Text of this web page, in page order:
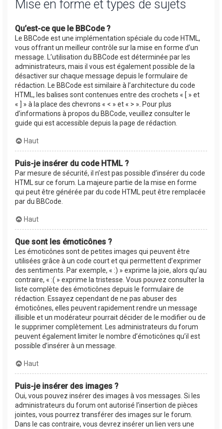
Mise en forme et types de sujets
Qu’est-ce que le BBCode ?
Le BBCode est une implémentation spéciale du code HTML,
vous offrant un meilleur contrôle sur la mise en forme d’un
message. L’utilisation du BBCode est déterminée par les
administrateurs, mais il vous est également possible de la
désactiver sur chaque message depuis le formulaire de
rédaction. Le BBCode est similaire à l’architecture du code
HTML, les balises sont contenues entre des crochets « [ » et
« ] » à la place des chevrons « < » et « > ». Pour plus
d’informations à propos du BBCode, veuillez consulter le
guide qui est accessible depuis la page de rédaction.
Haut
Puis-je insérer du code HTML ?
Par mesure de sécurité, il n’est pas possible d’insérer du code
HTML sur ce forum. La majeure partie de la mise en forme
qui peut être générée par du code HTML peut être remplacée
par du BBCode.
Haut
Que sont les émoticônes ?
Les émoticônes sont de petites images qui peuvent être
utilisées grâce à un code court et qui permettent d’exprimer
des sentiments. Par exemple, « :) » exprime la joie, alors qu’au
contraire, « :( » exprime la tristesse. Vous pouvez consulter la
liste complète des émoticônes depuis le formulaire de
rédaction. Essayez cependant de ne pas abuser des
émoticônes, elles peuvent rapidement rendre un message
illisible et un modérateur pourrait décider de le modifier ou de
le supprimer complètement. Les administrateurs du forum
peuvent également limiter le nombre d’émoticônes qu’il est
possible d’insérer à un message.
Haut
Puis-je insérer des images ?
Oui, vous pouvez insérer des images à vos messages. Si les
administrateurs du forum ont autorisé l’insertion de pièces
jointes, vous pourrez transférer des images sur le forum.
Dans le cas contraire, vous devrez insérer un lien vers une